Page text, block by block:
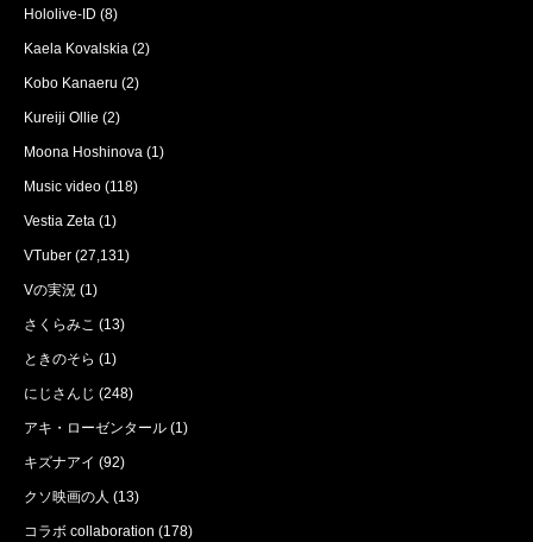
Hololive-ID (8)
Kaela Kovalskia (2)
Kobo Kanaeru (2)
Kureiji Ollie (2)
Moona Hoshinova (1)
Music video (118)
Vestia Zeta (1)
VTuber (27,131)
Vの実況 (1)
さくらみこ (13)
ときのそら (1)
にじさんじ (248)
アキ・ローゼンタール (1)
キズナアイ (92)
クソ映画の人 (13)
コラボ collaboration (178)